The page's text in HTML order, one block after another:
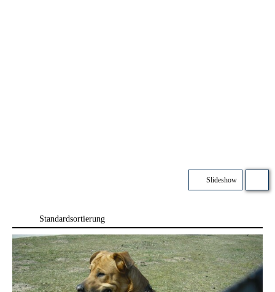
Slideshow
Standardsortierung